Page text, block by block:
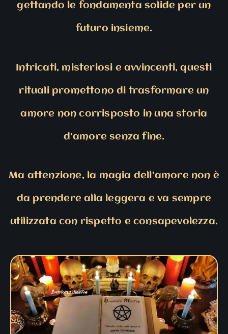
gettando le fondamenta solide per un
futuro insieme.
Intricati, misteriosi e avvincenti, questi
rituali promettono di trasformare un
amore non corrisposto in una storia
d’amore senza fine.
Ma attenzione, la magia dell’amore non è
da prendere alla leggera e va sempre
utilizzata con rispetto e consapevolezza.